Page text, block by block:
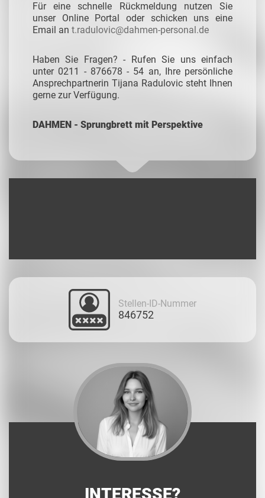
Für eine schnelle Rückmeldung nutzen Sie
unser Online Portal oder schicken uns eine
Email an t.radulovic@dahmen-personal.de
Haben Sie Fragen? - Rufen Sie uns einfach
unter 0211 - 876678 - 54 an, Ihre persönliche
Ansprechpartnerin Tijana Radulovic steht Ihnen
gerne zur Verfügung.
DAHMEN - Sprungbrett mit Perspektive
Stellen-ID-Nummer
846752
INTERESSE?